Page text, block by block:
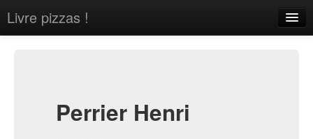
Livre pizzas !
Perrier Henri